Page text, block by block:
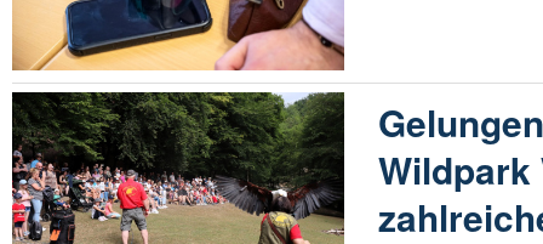
Wildpark